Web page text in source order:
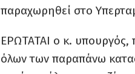
παραχωρηθεί στο
ΕΡΩΤΑΤΑΙ ο κ. υπουργός,
όλων των παραπάνω